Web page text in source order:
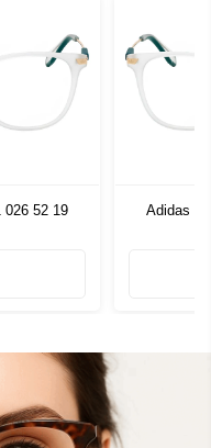
026 52 19
Adidas